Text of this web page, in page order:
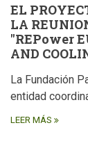
EL
LA
"REPower
AND
La Fundación
entidad
LEER MÁS